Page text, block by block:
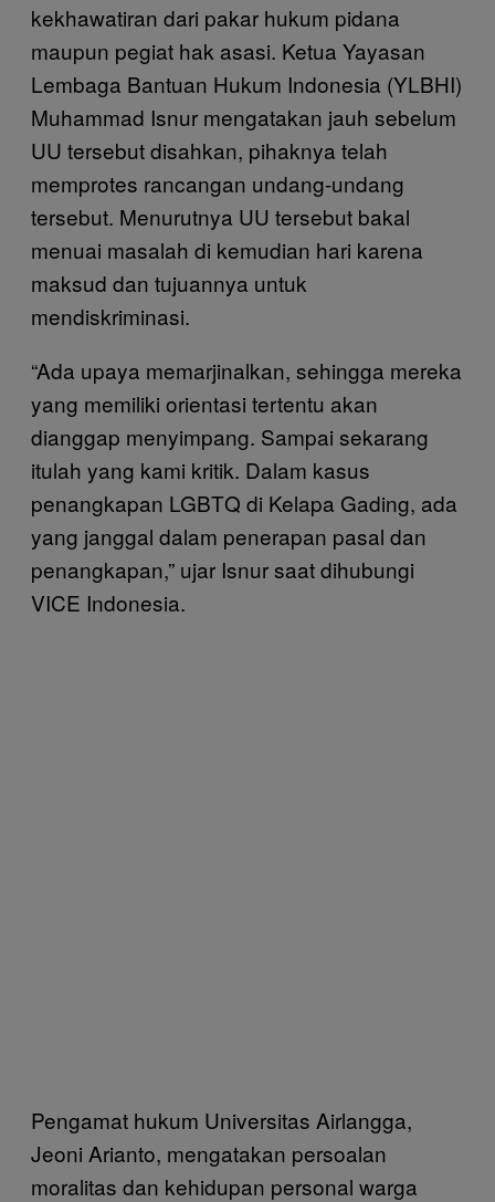
kekhawatiran dari pakar hukum pidana
maupun pegiat hak asasi. Ketua Yayasan
Lembaga Bantuan Hukum Indonesia (YLBHI)
Muhammad Isnur mengatakan jauh sebelum
UU tersebut disahkan, pihaknya telah
memprotes rancangan undang-undang
tersebut. Menurutnya UU tersebut bakal
menuai masalah di kemudian hari karena
maksud dan tujuannya untuk
mendiskriminasi.
“Ada upaya memarjinalkan, sehingga mereka
yang memiliki orientasi tertentu akan
dianggap menyimpang. Sampai sekarang
itulah yang kami kritik. Dalam kasus
penangkapan LGBTQ di Kelapa Gading, ada
yang janggal dalam penerapan pasal dan
penangkapan,” ujar Isnur saat dihubungi
VICE Indonesia.
Pengamat hukum Universitas Airlangga,
Jeoni Arianto, mengatakan persoalan
moralitas dan kehidupan personal warga